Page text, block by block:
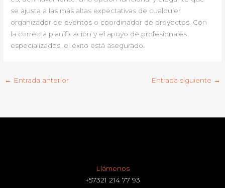
se ajusta a las más altas expectativas de cualquier
organizador de eventos o coordinador de proyectos. Con
la correcta planificación y el apoyo de profesionales
especializados, el éxito está asegurado.
← Entrada anterior Entrada siguiente →
Llámenos
+57321 214 77 93